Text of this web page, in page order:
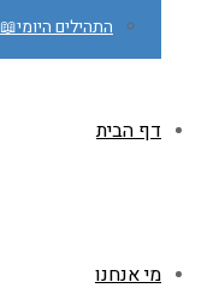
התהילים היומי📖
דף הבית
מי אנחנו